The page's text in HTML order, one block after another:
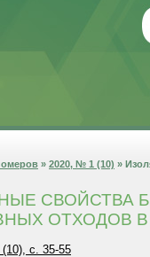
» 2020, № 1 (10) »
СВОЙСТВА
ОТХОДОВ
с. 35-55